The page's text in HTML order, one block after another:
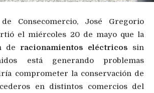
Consecomercio, José Gregorio
el miércoles 20 de mayo que la
de racionamientos eléctricos sin
está generando problemas
comprometer la conservación de
en distintos comercios del